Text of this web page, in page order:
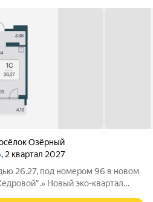
Озёрный
, 2 квартал 2027
26.27, под номером 96 в новом
Новый эко-квартал